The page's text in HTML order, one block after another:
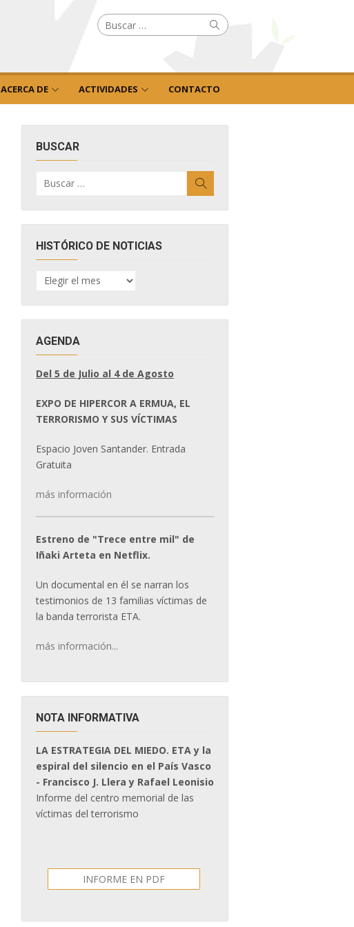
Buscar
por: Buscar
ACERCA DE ACTIVIDADES CONTACTO
BUSCAR
por:
HISTÓRICO DE NOTICIAS
HISTÓRICO
DE
AGENDA
Del 5 de Julio al 4 de Agosto
EXPO DE HIPERCOR A ERMUA, EL
TERRORISMO Y SUS VÍCTIMAS
Espacio Joven Santander. Entrada
Gratuita
más información
Estreno de "Trece entre mil" de
Iñaki Arteta en Netflix.
Un documental en él se narran los
testimonios de 13 familias víctimas de
la banda terrorista ETA.
más información...
NOTA INFORMATIVA
LA ESTRATEGIA DEL MIEDO. ETA y la
espiral del silencio en el País Vasco
- Francisco J. Llera y Rafael Leonisio
Informe del centro memorial de las
víctimas del terrorismo
INFORME EN PDF